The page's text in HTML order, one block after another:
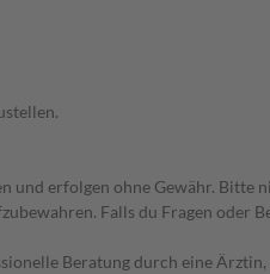
und erfolgen ohne Gewähr.
Falls du Fragen oder
Beratung durch eine